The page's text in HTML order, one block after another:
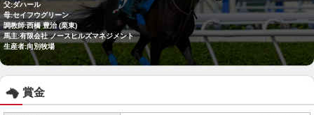
父:ダハール
母:セイフウグリーン
調教師:西橋 豊治 (栗東)
馬主:有限会社 ノースヒルズマネジメント
生産者:向別牧場
賞金